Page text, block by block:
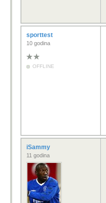
sporttest
10 godina
OFFLINE
iSammy
11 godina